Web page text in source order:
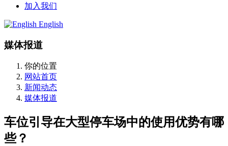
加入我们
English
媒体报道
你的位置
网站首页
新闻动态
媒体报道
车位引导在大型停车场中的使用优势有哪
些？